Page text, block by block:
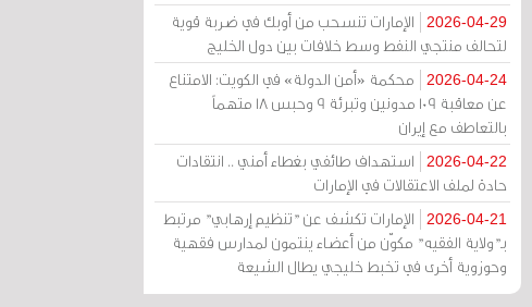
2026-04-29
الإمارات تنسحب من أوبك في ضربة قوية
لتحالف منتجي النفط وسط خلافات بين دول الخليج
2026-04-24
محكمة «أمن الدولة» في الكويت: الامتناع
عن معاقبة 109 مدونين وتبرئة 9 وحبس 18 متهماً
بالتعاطف مع إيران
2026-04-22
استهداف طائفي بغطاء أمني .. انتقادات
حادة لملف الاعتقالات في الإمارات
2026-04-21
الإمارات تكشف عن "تنظيم إرهابي" مرتبط
بـ"ولاية الفقيه" مكوّن من أعضاء ينتمون لمدارس فقهية
وحوزوية أخرى في تخبط خليجي يطال الشيعة